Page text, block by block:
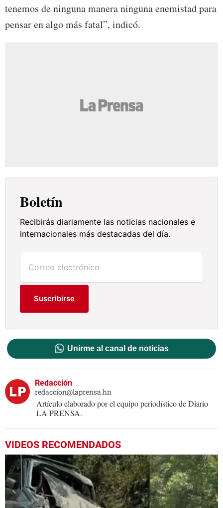
tenemos de ninguna manera ninguna enemistad para
pensar en algo más fatal”, indicó.
Boletín
Recibirás diariamente las noticias nacionales e
internacionales más destacadas del día.
Suscribirse
Unirme al canal de noticias
Redacción
redaccion@laprensa.hn
Artículo elaborado por el equipo periodístico de Diario
LA PRENSA.
VIDEOS RECOMENDADOS